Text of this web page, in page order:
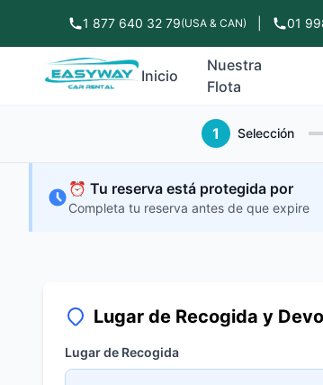
1 877 640 32 79(USA & CAN) 01
Inicio
Nuestra
Flota
1 Selección
⏰ Tu reserva está protegida por
Completa tu reserva antes de que expire
Lugar de Recogida y
Lugar de Recogida